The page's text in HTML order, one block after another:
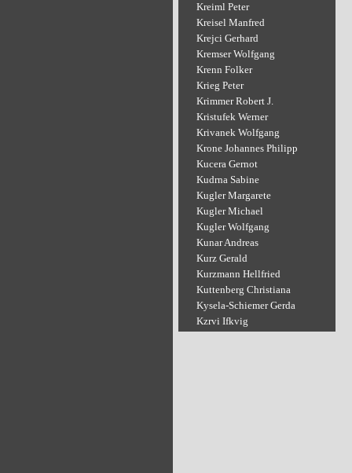
Kreiml Peter
Kreisel Manfred
Krejci Gerhard
Kremser Wolfgang
Krenn Folker
Krieg Peter
Krimmer Robert J.
Kristufek Werner
Krivanek Wolfgang
Krone Johannes Philipp
Kucera Gernot
Kudrna Sabine
Kugler Margarete
Kugler Michael
Kugler Wolfgang
Kunar Andreas
Kurz Gerald
Kurzmann Hellfried
Kuttenberg Christiana
Kysela-Schiemer Gerda
Kzrvi Ifkvig